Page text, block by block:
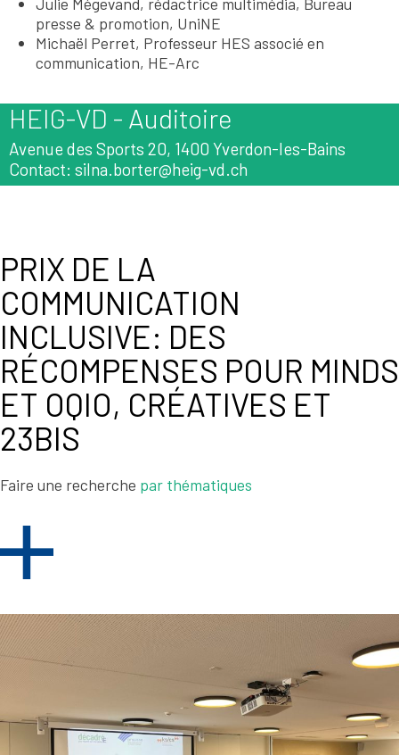
presse & promotion, UniNE
Michaël Perret, Professeur HES associé en
communication, HE-Arc
HEIG-VD - Auditoire
Avenue des Sports 20, 1400 Yverdon-les-Bains
Contact: silna.borter@heig-vd.ch
PRIX DE LA
COMMUNICATION
INCLUSIVE: DES
RÉCOMPENSES POUR MINDS
ET OQIO, CRÉATIVES ET
23BIS
Faire une recherche par thématiques